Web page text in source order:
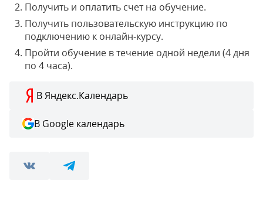
Получить и оплатить счет на обучение.
Получить пользовательскую инструкцию по
подключению к онлайн‑курсу.
Пройти обучение в течение одной недели (4 дня
по 4 часа).
В Яндекс.Календарь
В Google календарь